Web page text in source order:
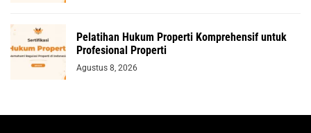
Pelatihan Hukum Properti Komprehensif untuk
Profesional Properti
Agustus 8, 2026